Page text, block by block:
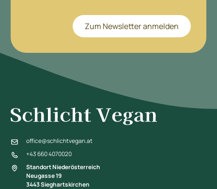
Zum Newsletter anmelden
office@schlichtvegan.at
+43 660 4070020
Standort Niederösterreich
Neugasse 19
3443 Sieghartskirchen